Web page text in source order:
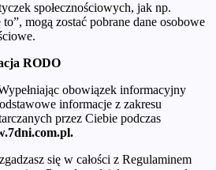
społecznościowych, jak np.
mogą zostać pobrane dane osobowe
RODO
obowiązek informacyjny
informacje z zakresu
przez Ciebie podczas
się w całości z Regulaminem